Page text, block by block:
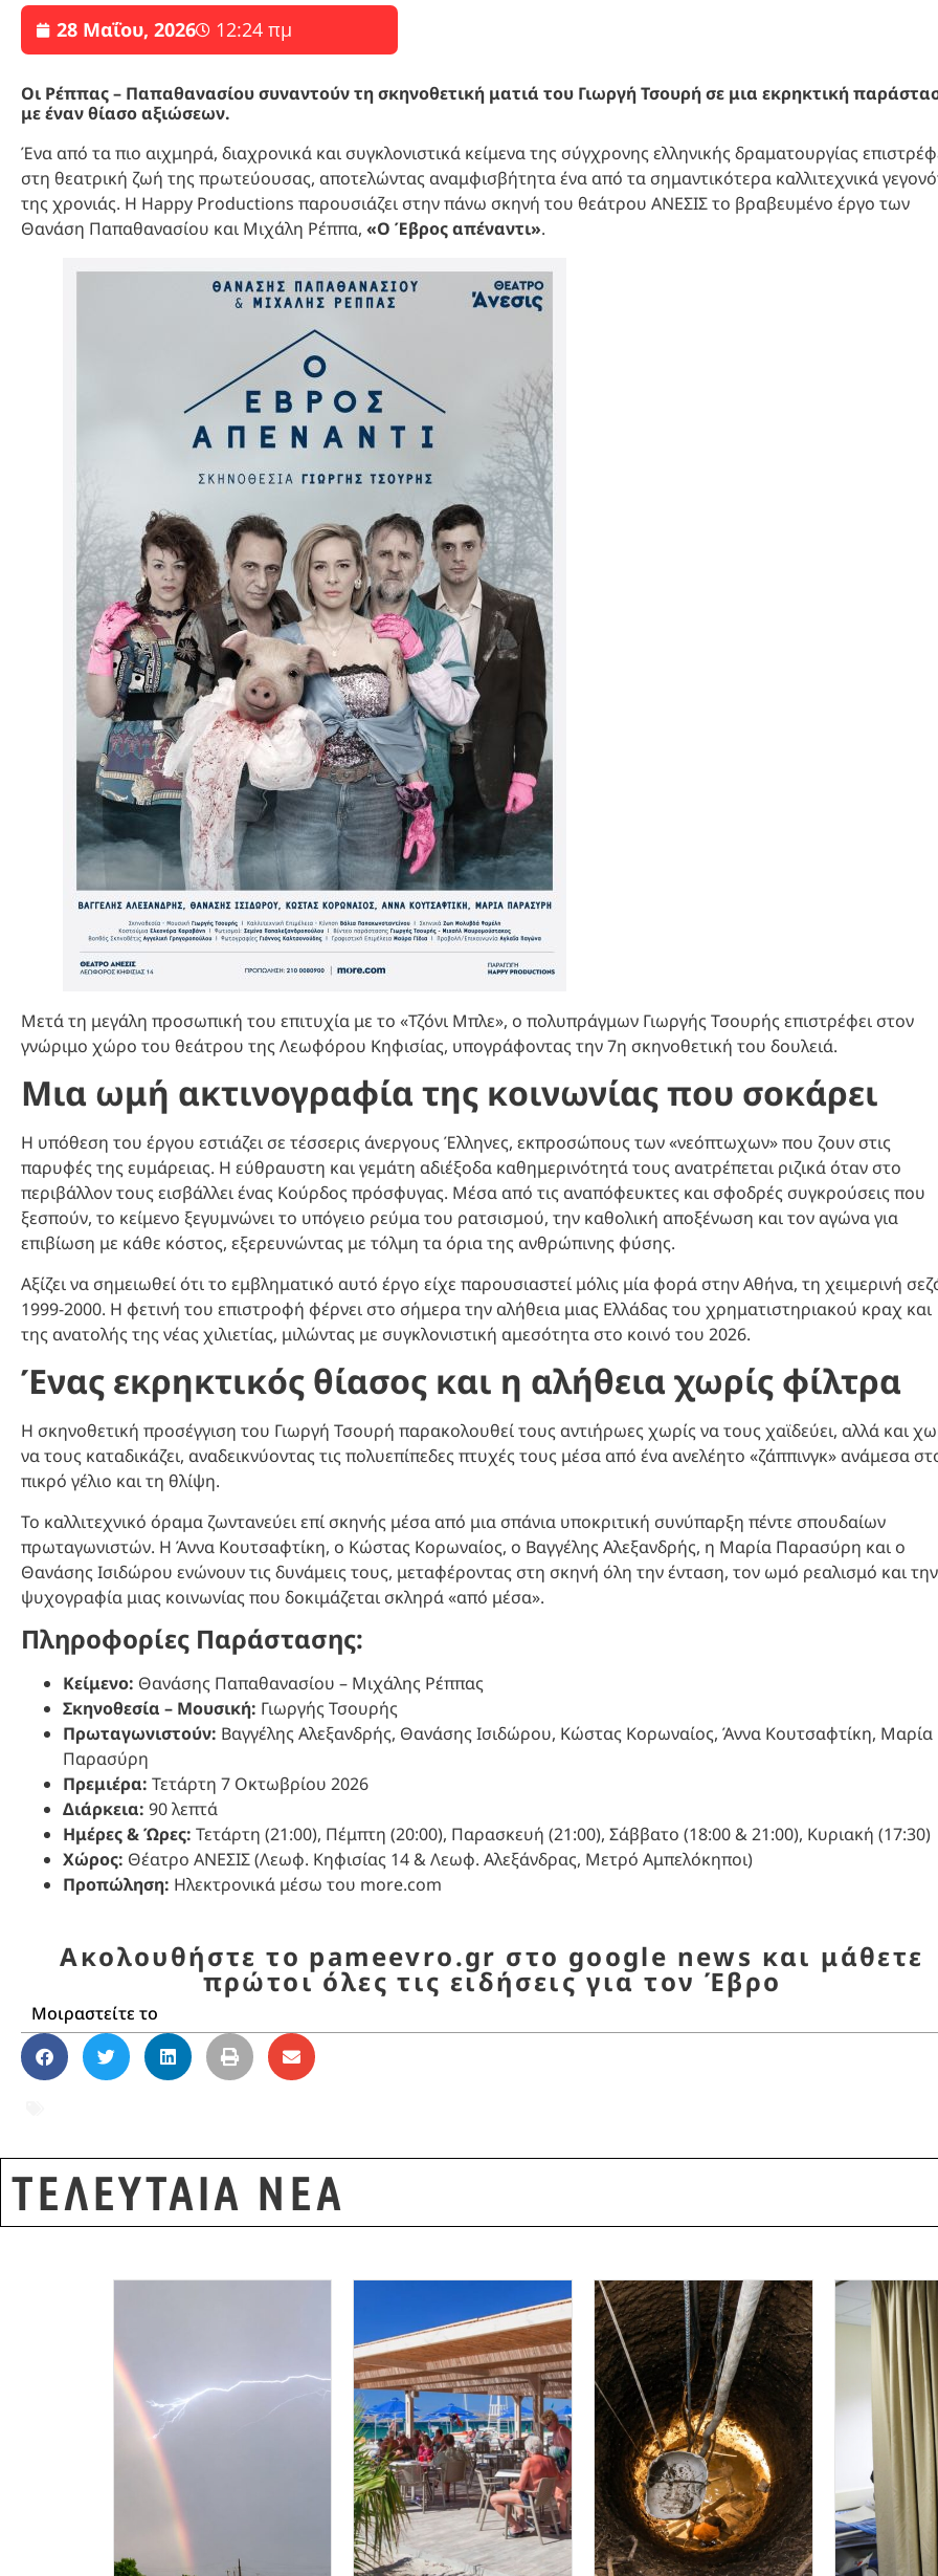
28 Μαΐου, 2026 12:24 πμ
Οι Ρέππας – Παπαθανασίου συναντούν τη σκηνοθετική ματιά του Γιωργή Τσουρή σε μια εκρηκτική
με έναν θίασο αξιώσεων.
Ένα από τα πιο αιχμηρά, διαχρονικά και συγκλονιστικά κείμενα της σύγχρονης ελληνικής δραματουργίας
στη θεατρική ζωή της πρωτεύουσας, αποτελώντας αναμφισβήτητα ένα από τα σημαντικότερα καλλιτεχνικά
της χρονιάς. Η Happy Productions παρουσιάζει στην πάνω σκηνή του θεάτρου ΑΝΕΣΙΣ το βραβευμένο έργο των
Θανάση Παπαθανασίου και Μιχάλη Ρέππα, «Ο Έβρος απέναντι».
Μετά τη μεγάλη προσωπική του επιτυχία με το «Τζόνι Μπλε», ο πολυπράγμων Γιωργής Τσουρής επιστρέφει στον
γνώριμο χώρο του θεάτρου της Λεωφόρου Κηφισίας, υπογράφοντας την 7η σκηνοθετική του δουλειά.
Μια ωμή ακτινογραφία της κοινωνίας που σοκάρει
Η υπόθεση του έργου εστιάζει σε τέσσερις άνεργους Έλληνες, εκπροσώπους των «νεόπτωχων» που ζουν στις
παρυφές της ευμάρειας. Η εύθραυστη και γεμάτη αδιέξοδα καθημερινότητά τους ανατρέπεται ριζικά όταν στο
περιβάλλον τους εισβάλλει ένας Κούρδος πρόσφυγας. Μέσα από τις αναπόφευκτες και σφοδρές συγκρούσεις που
ξεσπούν, το κείμενο ξεγυμνώνει το υπόγειο ρεύμα του ρατσισμού, την καθολική αποξένωση και τον αγώνα για
επιβίωση με κάθε κόστος, εξερευνώντας με τόλμη τα όρια της ανθρώπινης φύσης.
Αξίζει να σημειωθεί ότι το εμβληματικό αυτό έργο είχε παρουσιαστεί μόλις μία φορά στην Αθήνα, τη χειμερινή
1999-2000. Η φετινή του επιστροφή φέρνει στο σήμερα την αλήθεια μιας Ελλάδας του χρηματιστηριακού κραχ και
της ανατολής της νέας χιλιετίας, μιλώντας με συγκλονιστική αμεσότητα στο κοινό του 2026.
Ένας εκρηκτικός θίασος και η αλήθεια χωρίς φίλτρα
Η σκηνοθετική προσέγγιση του Γιωργή Τσουρή παρακολουθεί τους αντιήρωες χωρίς να τους χαϊδεύει, αλλά και
να τους καταδικάζει, αναδεικνύοντας τις πολυεπίπεδες πτυχές τους μέσα από ένα ανελέητο «ζάππινγκ» ανάμεσα
πικρό γέλιο και τη θλίψη.
Το καλλιτεχνικό όραμα ζωντανεύει επί σκηνής μέσα από μια σπάνια υποκριτική συνύπαρξη πέντε σπουδαίων
πρωταγωνιστών. Η Άννα Κουτσαφτίκη, ο Κώστας Κορωναίος, ο Βαγγέλης Αλεξανδρής, η Μαρία Παρασύρη και ο
Θανάσης Ισιδώρου ενώνουν τις δυνάμεις τους, μεταφέροντας στη σκηνή όλη την ένταση, τον ωμό ρεαλισμό και την
ψυχογραφία μιας κοινωνίας που δοκιμάζεται σκληρά «από μέσα».
Πληροφορίες Παράστασης:
Κείμενο: Θανάσης Παπαθανασίου – Μιχάλης Ρέππας
Σκηνοθεσία – Μουσική: Γιωργής Τσουρής
Πρωταγωνιστούν: Βαγγέλης Αλεξανδρής, Θανάσης Ισιδώρου, Κώστας Κορωναίος, Άννα Κουτσαφτίκη, Μαρία
Παρασύρη
Πρεμιέρα: Τετάρτη 7 Οκτωβρίου 2026
Διάρκεια: 90 λεπτά
Ημέρες & Ώρες: Τετάρτη (21:00), Πέμπτη (20:00), Παρασκευή (21:00), Σάββατο (18:00 & 21:00), Κυριακή (17:30)
Χώρος: Θέατρο ΑΝΕΣΙΣ (Λεωφ. Κηφισίας 14 & Λεωφ. Αλεξάνδρας, Μετρό Αμπελόκηποι)
Προπώληση: Ηλεκτρονικά μέσω του more.com
Ακολουθήστε το pameevro.gr στο google news και μάθετε
πρώτοι όλες τις ειδήσεις για τον Έβρο
Μοιραστείτε το
ΤΕΛΕΥΤΑΙΑ ΝΕΑ